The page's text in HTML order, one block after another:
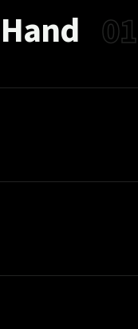
Hand 01